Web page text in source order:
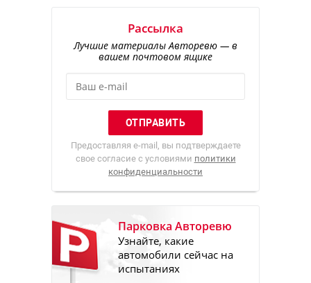
Рассылка
Лучшие материалы Авторевю — в
вашем почтовом ящике
Предоставляя e-mail, вы подтверждаете
свое согласие с условиями политики
конфиденциальности
Парковка Авторевю
Узнайте, какие
автомобили сейчас на
испытаниях